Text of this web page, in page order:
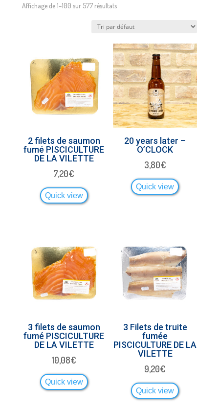
Affichage de 1–100 sur 577 résultats
2 filets de saumon
fumé PISCICULTURE
DE LA VILETTE
7,20€
Quick view
20 years later –
O’CLOCK
3,80€
Quick view
3 filets de saumon
fumé PISCICULTURE
DE LA VILETTE
10,08€
Quick view
3 Filets de truite
fumée
PISCICULTURE DE LA
VILETTE
9,20€
Quick view